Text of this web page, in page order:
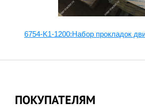
6754-K1-1200:Набор прокладок
ПОКУПАТЕЛЯМ